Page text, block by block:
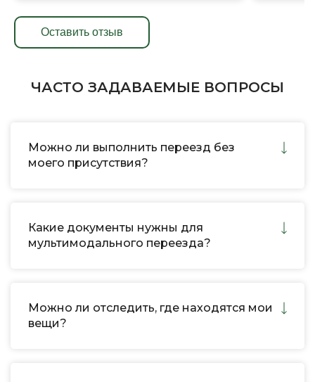
Оставить отзыв
ЧАСТО ЗАДАВАЕМЫЕ ВОПРОСЫ
Можно ли выполнить переезд без
моего присутствия?
Какие документы нужны для
мультимодального переезда?
Можно ли отследить, где находятся мои
вещи?